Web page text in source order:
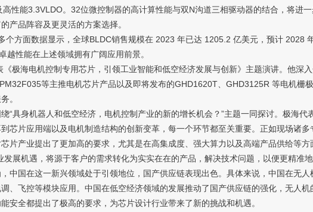
性能3.3VLDO。32位微控制器的高计算性能与双N沟道三相驱动器的结合，将进
产品阵容及更灵活的方案选择。
面数据显示，全球BLDC销售规模在 2023 年已达 1205.2 亿美元，预计 2028
越性能在上述领域拥有广阔应用前景。
海电机控制专用芯片，引领工业智能和低空经济发展与创新》主题演讲。他深
等主推电机芯片产品以及即将发布的GHD1620T、GHD3125R 等电机栅
。
身机器人和低空经济，电机控制产业的新的增长机会？”主题一同探讨。极海代
芯片应用端以及电机制造结构的创新变革，每一个环节都至关重要。正如现场诸
片产业提出了更加高的要求，尤其是在高集成度、强大算力以及高端产品供给等
发展机遇，将源于客户的需求转化为实实在在的产品，解决技术问题，以便更精准
国在这一新兴领域处于引领地位，国产供应链表现出色。具体来说，中国在无
、飞控等模块应用。中国在低空经济领域的发展推动了国产供应链的强化，无人
安全都提出了极高的要求，为芯片设计行业带来了新的挑战和机遇。